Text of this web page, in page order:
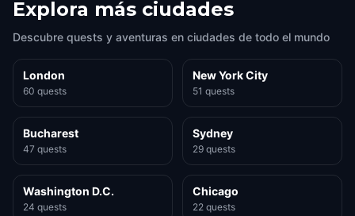
Explora más ciudades
Descubre quests y aventuras en ciudades de todo el mundo
London
60 quests
New York City
51 quests
Bucharest
47 quests
Sydney
29 quests
Washington D.C.
24 quests
Chicago
22 quests